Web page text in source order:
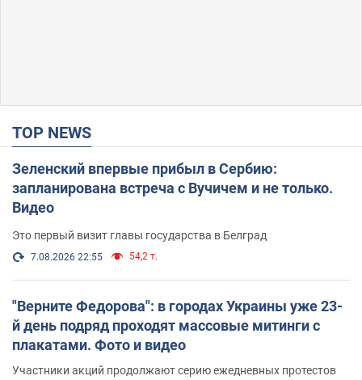
TOP NEWS
Зеленский впервые прибыл в Сербию:
запланирована встреча с Вучичем и не только.
Видео
Это первый визит главы государства в Белград
7.08.2026 22:55 54,2 т.
"Верните Федорова": в городах Украины уже 23-
й день подряд проходят массовые митинги с
плакатами. Фото и видео
Участники акций продолжают серию ежедневных протестов